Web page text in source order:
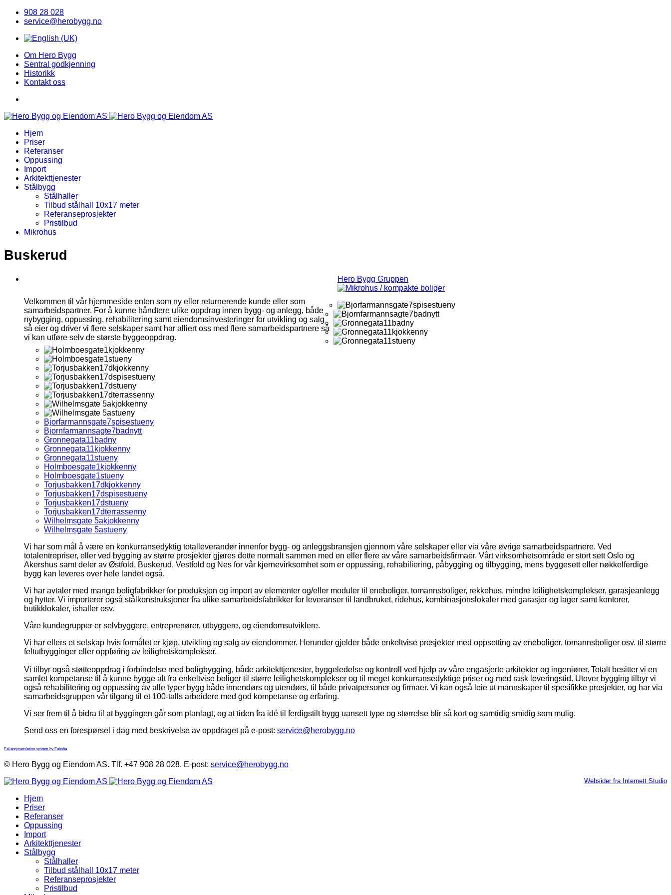
908 28 028
service@herobygg.no
Om Hero Bygg
Sentral godkjenning
Historikk
Kontakt oss
Hjem
Priser
Referanser
Oppussing
Import
Arkitekttjenester
Stålbygg
Stålhaller
Tilbud stålhall 10x17 meter
Referanseprosjekter
Pristilbud
Mikrohus
Buskerud
Hero Bygg Gruppen
Velkommen til vår hjemmeside enten som ny eller returnerende kunde eller som
samarbeidspartner. For å kunne håndtere ulike oppdrag innen bygg- og anlegg, både
nybygging, oppussing, rehabilitering samt eiendomsinvesteringer for utvikling og salg
så eier og driver vi flere selskaper samt har alliert oss med flere samarbeidspartnere så
vi kan utføre selv de største byggeoppdrag.
Bjorfarmannsgate7spisestueny
Bjornfarmannsagte7badnytt
Gronnegata11badny
Gronnegata11kjokkenny
Gronnegata11stueny
Holmboesgate1kjokkenny
Holmboesgate1stueny
Torjusbakken17dkjokkenny
Torjusbakken17dspisestueny
Torjusbakken17dstueny
Torjusbakken17dterrassenny
Wilhelmsgate 5akjokkenny
Wilhelmsgate 5astueny
Vi har som mål å være en konkurransedyktig totalleverandør innenfor bygg- og anleggsbransjen gjennom våre selskaper eller via våre øvrige samarbeidspartnere. Ved
totalentrepriser, eller ved bygging av større prosjekter gjøres dette normalt sammen med en eller flere av våre samarbeidsfirmaer. Vårt virksomhetsområde er stort sett Oslo og
Akershus samt deler av Østfold, Buskerud, Vestfold og Nes for vår kjernevirksomhet som er oppussing, rehabiliering, påbygging og tilbygging, mens byggesett eller nøkkelferdige
bygg kan leveres over hele landet også.
Vi har avtaler med mange boligfabrikker for produksjon og import av elementer og/eller moduler til eneboliger, tomannsboliger, rekkehus, mindre leilighetskomplekser, garasjeanlegg
og hytter. Vi importerer også stålkonstruksjoner fra ulike samarbeidsfabrikker for leveranser til landbruket, ridehus, kombinasjonslokaler med garasjer og lager samt kontorer,
butikklokaler, ishaller osv.
Våre kundegrupper er selvbyggere, entreprenører, utbyggere, og eiendomsutviklere.
Vi har ellers et selskap hvis formålet er kjøp, utvikling og salg av eiendommer. Herunder gjelder både enkeltvise prosjekter med oppsetting av eneboliger, tomannsboliger osv. til større
feltutbygginger eller oppføring av leilighetskomplekser.
Vi tilbyr også støtteoppdrag i forbindelse med boligbygging, både arkitekttjenester, byggeledelse og kontroll ved hjelp av våre engasjerte arkitekter og ingeniører. Totalt besitter vi en
samlet kompetanse til å kunne bygge alt fra enkeltvise boliger til større leilighetskomplekser og til meget konkurransedyktige priser og med rask leveringstid. Utover bygging tilbyr vi
også rehabilitering og oppussing av alle typer bygg både innendørs og utendørs, til både privatpersoner og firmaer. Vi kan også leie ut mannskaper til spesifikke prosjekter, og har via
samarbeidsgruppen vår tilgang til et 100-talls arbeidere med god kompetanse og erfaring.
Vi ser frem til å bidra til at byggingen går som planlagt, og at tiden fra idé til ferdigstilt bygg uansett type og størrelse blir så kort og samtidig smidig som mulig.
Send oss en forespørsel i dag med beskrivelse av oppdraget på e-post: service@herobygg.no
FaLang translation system by Faboba
© Hero Bygg og Eiendom AS. Tlf. +47 908 28 028. E-post: service@herobygg.no
Websider fra Internett Studio
Hjem
Priser
Referanser
Oppussing
Import
Arkitekttjenester
Stålbygg
Stålhaller
Tilbud stålhall 10x17 meter
Referanseprosjekter
Pristilbud